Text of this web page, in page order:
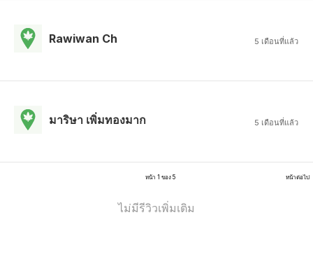
Rawiwan Ch 5 เดือนที่แล้ว
มาริษา เพิ่มทองมาก 5 เดือนที่แล้ว
หน้า 1 ของ 5 หน้าต่อไป
ไม่มีรีวิวเพิ่มเติม